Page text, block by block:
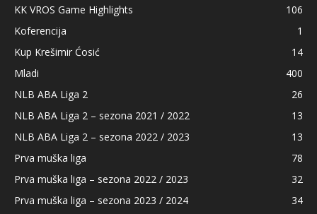
KK VROS Game Highlights
106
Koferencija
1
Kup Krešimir Ćosić
14
Mladi
400
NLB ABA Liga 2
26
NLB ABA Liga 2 – sezona 2021 / 2022
13
NLB ABA Liga 2 – sezona 2022 / 2023
13
Prva muška liga
78
Prva muška liga – sezona 2022 / 2023
32
Prva muška liga – sezona 2023 / 2024
34